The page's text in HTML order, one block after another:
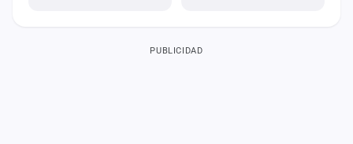
PUBLICIDAD